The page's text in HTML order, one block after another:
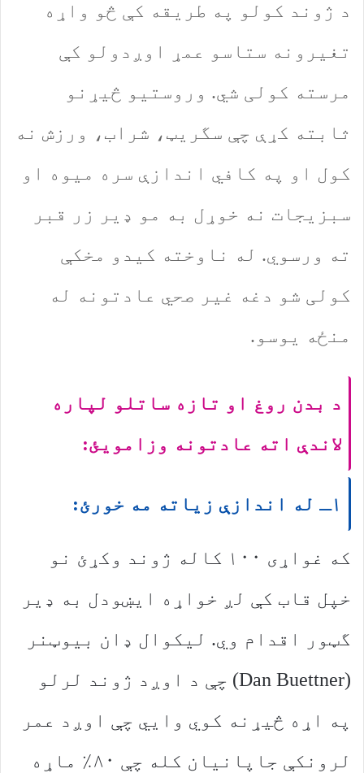
د ژوند کولو په طریقه کې څو واړه
تغیرونه ستاسو عمړ اوږدولو کې
مرسته کولی شي. وروستیو څیړنو
ثابته کړې چې سگریټ، شراب، ورزش نه
کول او په کافي اندازې سره میوه او
سبزیجات نه خوړل به مو ډیر زر قبر
ته ورسوي. له ناوخته کیدو مخکې
کولی شو دغه غیر صحي عادتونه له
منځه یوسو.
د بدن روغ او تازه ساتلو لپاره
لاندې اته عادتونه وزامویئ:
۱ـ له اندازې زیاته مه خورئ:
که غواړی ۱۰۰ کاله ژوند وکړئ نو
خپل قاب کې لږ خواړه ایښودل به ډیر
گټور اقدام وي. لیکوال ډان بیوټنر
(Dan Buettner) چې د اوږد ژوند لرلو
په اړه څیړنه کوي وايي چې اوږد عمر
لرونکې جاپانیان کله چې ۸۰٪ ماړه